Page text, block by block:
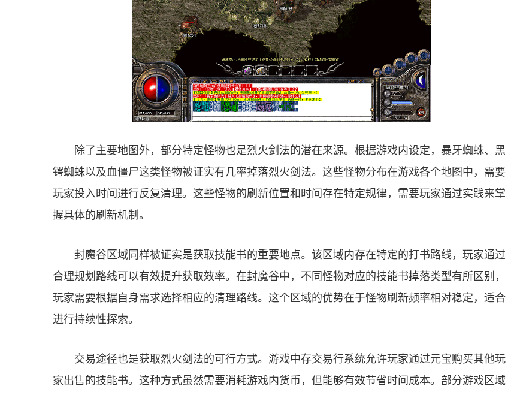
除了主要地图外，部分特定怪物也是烈火剑法的潜在来源。根据游戏内设定，暴牙蜘蛛、黑
锷蜘蛛以及血僵尸这类怪物被证实有几率掉落烈火剑法。这些怪物分布在游戏各个地图中，需要
玩家投入时间进行反复清理。这些怪物的刷新位置和时间存在特定规律，需要玩家通过实践来掌
握具体的刷新机制。
封魔谷区域同样被证实是获取技能书的重要地点。该区域内存在特定的打书路线，玩家通过
合理规划路线可以有效提升获取效率。在封魔谷中，不同怪物对应的技能书掉落类型有所区别，
玩家需要根据自身需求选择相应的清理路线。这个区域的优势在于怪物刷新频率相对稳定，适合
进行持续性探索。
交易途径也是获取烈火剑法的可行方式。游戏中存交易行系统允许玩家通过元宝购买其他玩
家出售的技能书。这种方式虽然需要消耗游戏内货币，但能够有效节省时间成本。部分游戏区域